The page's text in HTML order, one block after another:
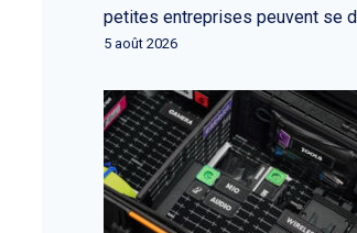
petites entreprises peuvent se
5 août 2026